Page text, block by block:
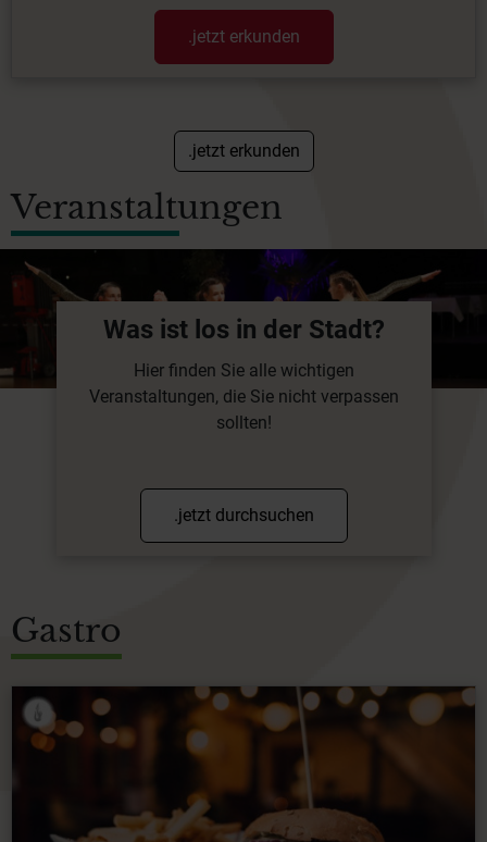
.jetzt erkunden
.jetzt erkunden
Veranstaltungen
Was ist los in der Stadt?
Hier finden Sie alle wichtigen
Veranstaltungen, die Sie nicht verpassen
sollten!
.jetzt durchsuchen
Gastro